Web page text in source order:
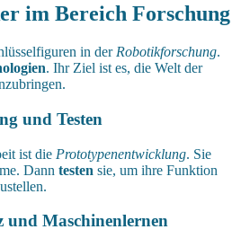
im Bereich Forschung
in der Robotikforschung.
. Ihr Ziel ist es, die Welt der
und Testen
ist die Prototypenentwicklung. Sie
Dann testen sie, um ihre Funktion
und Maschinenlernen